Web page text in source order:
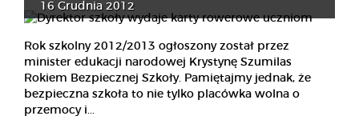
16 Grudnia 2012
Rok szkolny 2012/2013 ogłoszony został przez
minister edukacji narodowej Krystynę Szumilas
Rokiem Bezpiecznej Szkoły. Pamiętajmy jednak, że
bezpieczna szkoła to nie tylko placówka wolna o
przemocy i...